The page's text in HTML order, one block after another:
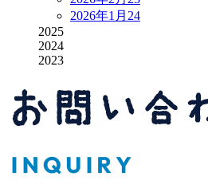
2026年1月 24
2025
2024
2023